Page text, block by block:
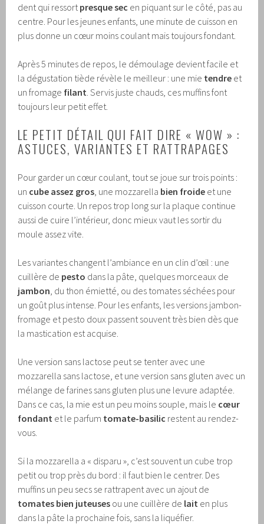
dent qui ressort presque sec en piquant sur le côté, pas au
centre. Pour les jeunes enfants, une minute de cuisson en
plus donne un cœur moins coulant mais toujours fondant.
Après 5 minutes de repos, le démoulage devient facile et
la dégustation tiède révèle le meilleur : une mie tendre et
un fromage filant . Servis juste chauds, ces muffins font
toujours leur petit effet.
LE PETIT DÉTAIL QUI FAIT DIRE « WOW » :
ASTUCES, VARIANTES ET RATTRAPAGES
Pour garder un cœur coulant, tout se joue sur trois points :
un cube assez gros , une mozzarella bien froide et une
cuisson courte. Un repos trop long sur la plaque continue
aussi de cuire l’intérieur, donc mieux vaut les sortir du
moule assez vite.
Les variantes changent l’ambiance en un clin d’œil : une
cuillère de pesto dans la pâte, quelques morceaux de
jambon , du thon émietté, ou des tomates séchées pour
un goût plus intense. Pour les enfants, les versions jambon-
fromage et pesto doux passent souvent très bien dès que
la mastication est acquise.
Une version sans lactose peut se tenter avec une
mozzarella sans lactose, et une version sans gluten avec un
mélange de farines sans gluten plus une levure adaptée.
Dans ce cas, la mie est un peu moins souple, mais le cœur
fondant et le parfum tomate-basilic restent au rendez-
vous.
Si la mozzarella a « disparu », c’est souvent un cube trop
petit ou trop près du bord : il faut bien le centrer. Des
muffins un peu secs se rattrapent avec un ajout de
tomates bien juteuses ou une cuillère de lait en plus
dans la pâte la prochaine fois, sans la liquéfier.